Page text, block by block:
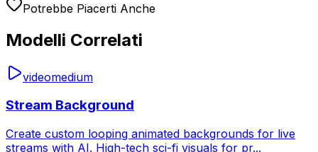
Potrebbe Piacerti Anche
Modelli Correlati
videomedium
Stream Background
Create custom looping animated backgrounds for live
streams with AI. High-tech sci-fi visuals for pr...